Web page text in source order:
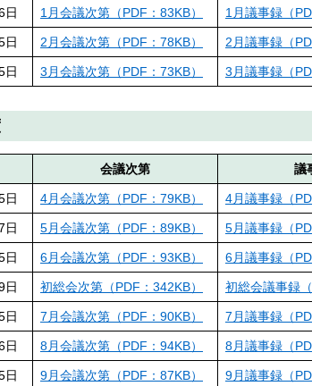
日 1月会議次第（PDF：83KB） 1月議事録（
日 2月会議次第（PDF：78KB） 2月議事録（
日 3月会議次第（PDF：73KB） 3月議事録（
会議次第 議
日 4月会議次第（PDF：79KB） 4月議事録（
日 5月会議次第（PDF：89KB） 5月議事録（
日 6月会議次第（PDF：93KB） 6月議事録（
日 初総会次第（PDF：342KB） 初総会議事録
日 7月会議次第（PDF：90KB） 7月議事録（
日 8月会議次第（PDF：94KB） 8月議事録（
日 9月会議次第（PDF：87KB） 9月議事録（